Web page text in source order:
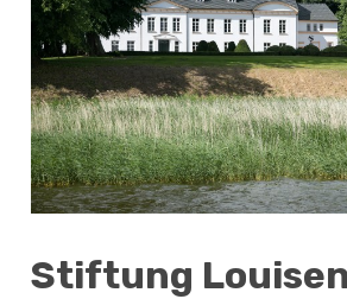
Stiftung